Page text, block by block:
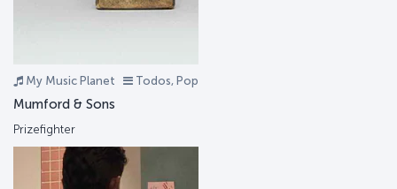
My Music Planet Todos, Pop
Mumford & Sons
Prizefighter